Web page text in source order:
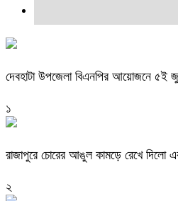
দেবহাটা উপজেলা বিএনপির আয়োজনে ৫ই
১
রাজাপুরে চোরের আঙুল কামড়ে রেখে দিলো
২